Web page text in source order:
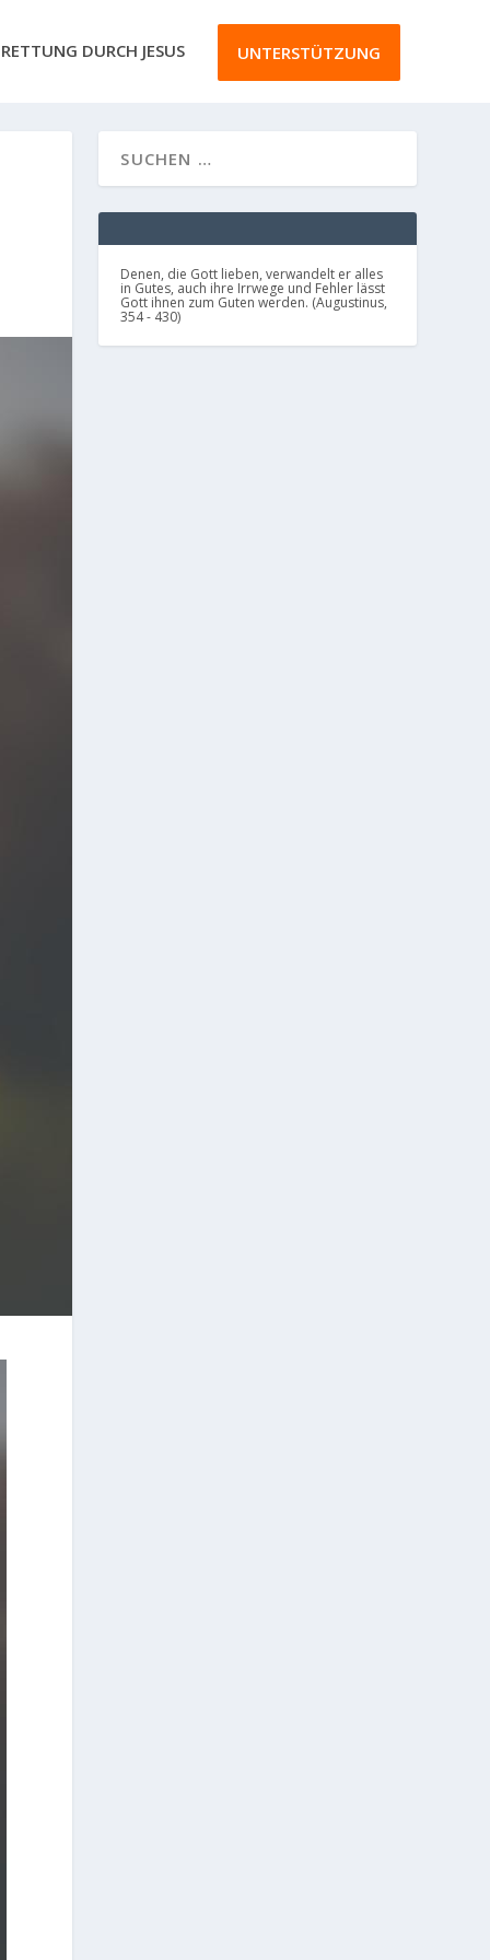
RETTUNG DURCH JESUS UNTERSTÜTZUNG
Denen, die Gott lieben, verwandelt er alles
in Gutes, auch ihre Irrwege und Fehler lässt
Gott ihnen zum Guten werden. (Augustinus,
354 - 430)